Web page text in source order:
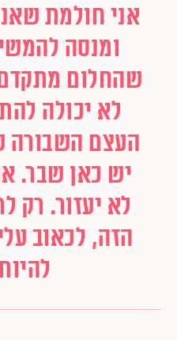
אני חולמת
ומנסה
שהחלום
לא יכולה
העצם השבורה
יש כאן שבר.
לא יעזור. רק
הזה, לכאוב